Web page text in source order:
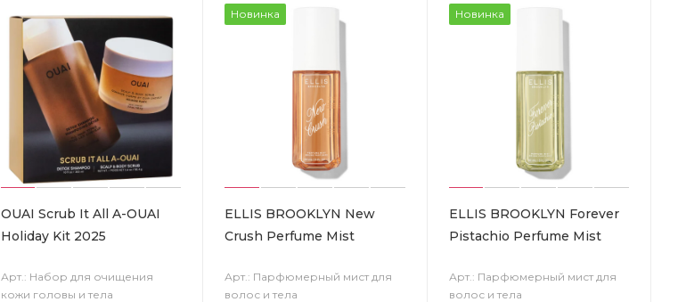
OUAI Scrub It All A-OUAI
Holiday Kit 2025
Арт.: Набор для очищения
кожи головы и тела
Новинка
ELLIS BROOKLYN New
Crush Perfume Mist
Арт.: Парфюмерный мист для
волос и тела
Новинка
ELLIS BROOKLYN Forever
Pistachio Perfume Mist
Арт.: Парфюмерный мист для
волос и тела